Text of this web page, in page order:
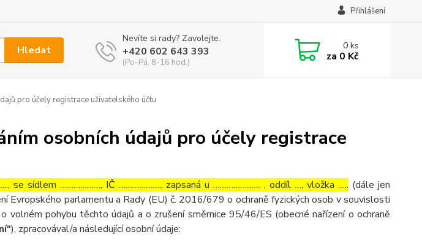
Přihlášení
Hledat
Nevíte si rady? Zavolejte.
+420 602 643 393
(Po-Pá, 8-16 hod.)
0ks
za 0 Kč
pro účely registrace uživatelského účtu
osobních údajů pro účely registrace
se sídlem ………………, IČ ………………., zapsaná u ………………… , oddíl …, vložka ….. (dále jen
Evropského parlamentu a Rady (EU) č. 2016/679 o ochraně fyzických osob v souvislosti
volném pohybu těchto údajů a o zrušení směrnice 95/46/ES (obecné nařízení o ochraně
), zpracovával/a následující osobní údaje: